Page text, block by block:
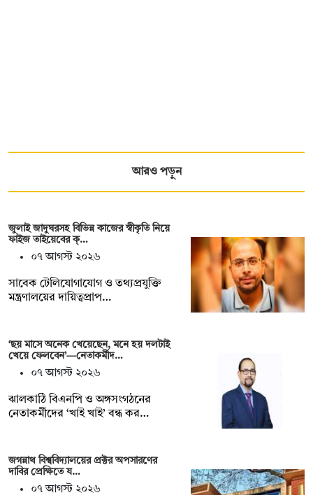
আরও পড়ুন
জুলাই জাদুঘরসহ বিভিন্ন কাজের স্বীকৃতি নিয়ে
ফাইজ তাইয়েবের ক্…
০৭ আগস্ট ২০২৬
সাবেক টেলিযোগাযোগ ও তথ্যপ্রযুক্তি
মন্ত্রণালয়ের দায়িত্বপ্রাপ…
‘ছয় মাসে অনেক খেয়েছেন, মনে হয় দলটাই
খেয়ে ফেলবেন’—নেতাকর্মীদ…
০৭ আগস্ট ২০২৬
ঝালকাঠি বিএনপি ও অঙ্গসংগঠনের
নেতাকর্মীদের ‘খাই খাই’ বন্ধ কর…
জগন্নাথ বিশ্ববিদ্যালয়ের প্রক্টর অপসারণের
দাবির প্রেক্ষিতে য…
০৭ আগস্ট ২০২৬